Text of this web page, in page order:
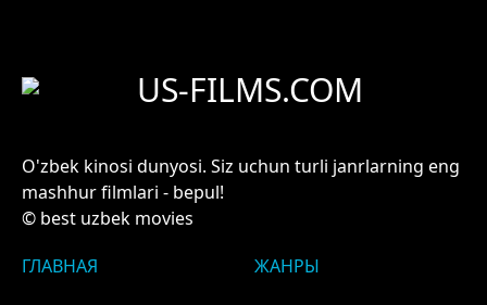
US-FILMS.COM
O'zbek kinosi dunyosi. Siz uchun turli janrlarning eng
mashhur filmlari - bepul!
© best uzbek movies
ГЛАВНАЯ
ЖАНРЫ